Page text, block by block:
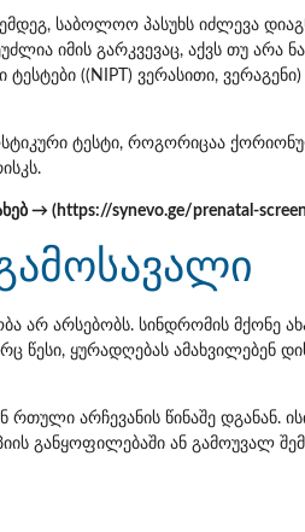
საბოლოო პასუხს იძლევა
იმის გარკვევაც, აქვს თუ არა
((NIPT) ვერასითი,
ტესტი, როგორიცაა
→ ( https://synevo.ge/prenatal-
არ არსებობს. სინდრომის მქონე
წესი, ყურადღებას ამახვილებენ
არჩევანის წინაშე დგანან.
განყოფილებაში ან გამოუვალ